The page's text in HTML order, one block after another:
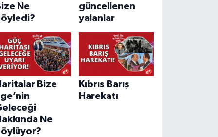
Ne
güncellenen
yalanlar
Bize
Ne
Kıbrıs Barış
Harekatı